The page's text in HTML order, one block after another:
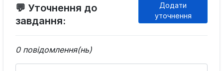
💬 Уточнення до
завдання:
Додати
уточнення
0 повідомлення(нь)